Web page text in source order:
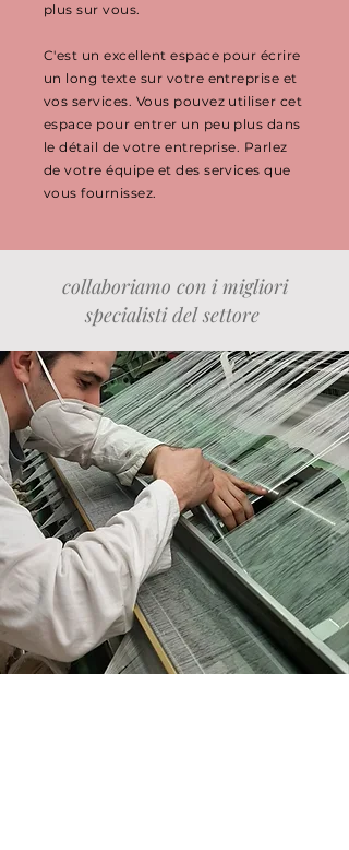
plus sur vous.
C'est un excellent espace pour écrire
un long texte sur votre entreprise et
vos services. Vous pouvez utiliser cet
espace pour entrer un peu plus dans
le détail de votre entreprise. Parlez
de votre équipe et des services que
vous fournissez.
collaboriamo con i migliori
specialisti del settore